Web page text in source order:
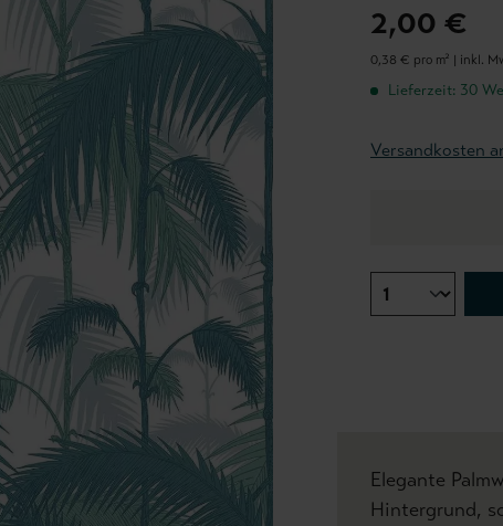
2,00 €
0,38 € pro m² | inkl.
Lieferzeit: 30
Versandkosten
Elegante
Hintergrund,